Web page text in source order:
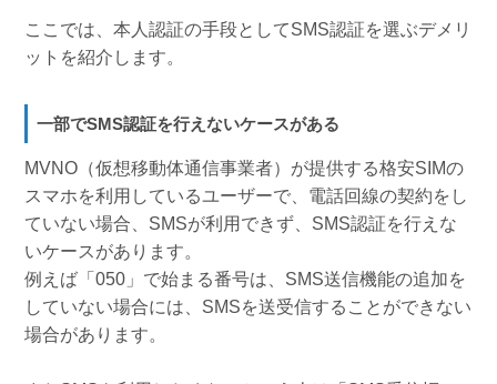
ここでは、本人認証の手段としてSMS認証を選ぶデメリ
ットを紹介します。
一部でSMS認証を行えないケースがある
MVNO（仮想移動体通信事業者）が提供する格安SIMの
スマホを利用しているユーザーで、電話回線の契約をし
ていない場合、SMSが利用できず、SMS認証を行えな
いケースがあります。
例えば「050」で始まる番号は、SMS送信機能の追加を
していない場合には、SMSを送受信することができない
場合があります。